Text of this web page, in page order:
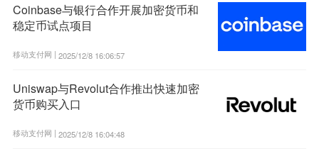
Coinbase与银行合作开展加密货币和
稳定币试点项目
移动支付网 | 2025/12/8 16:06:57
Uniswap与Revolut合作推出快速加密
货币购买入口
移动支付网 | 2025/12/8 16:04:48